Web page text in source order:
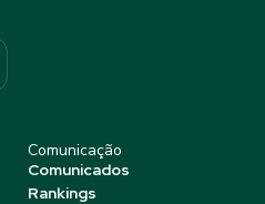
Comunicação
Comunicados
Rankings